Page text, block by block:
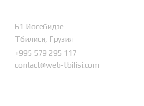
61 Иосебидзе
Тбилиси, Грузия
+995 579 295 117
contact@web-tbilisi.com